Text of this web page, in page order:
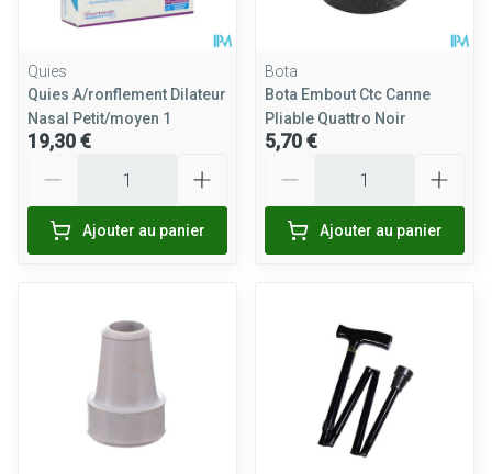
Quies
Quies A/ronflement Dilateur
Nasal Petit/moyen 1
19,30 €
Ajouter au panier
Bota
Bota Embout Ctc Canne
Pliable Quattro Noir
5,70 €
Ajouter au panier